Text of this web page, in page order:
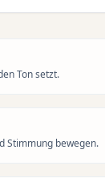
Ton setzt.
Stimmung bewegen.